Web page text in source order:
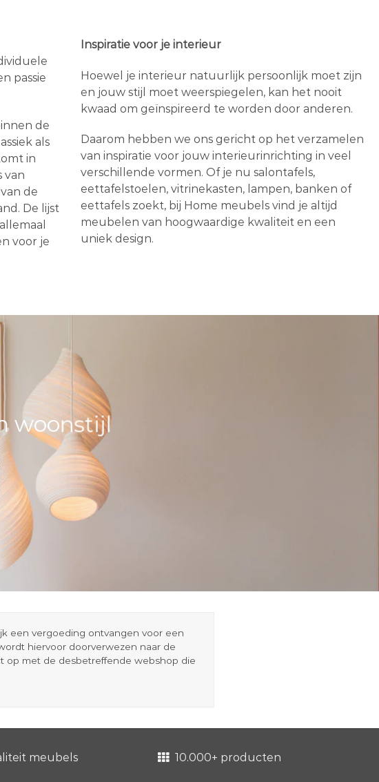
passie
de
als
in
van
de
De lijst
voor je
Inspiratie voor je interieur
Hoewel je interieur natuurlijk persoonlijk moet zijn
en jouw stijl moet weerspiegelen, kan het nooit
kwaad om geïnspireerd te worden door anderen.
Daarom hebben we ons gericht op het verzamelen
van inspiratie voor jouw interieurinrichting in veel
verschillende vormen. Of je nu salontafels,
eettafelstoelen, vitrinekasten, lampen, banken of
eettafels zoekt, bij Home meubels vind je altijd
meubelen van hoogwaardige kwaliteit en een
uniek design.
woonstijl
een vergoeding ontvangen voor een
hiervoor doorverwezen naar de
op met de desbetreffende webshop die
meubels 10.000+ producten